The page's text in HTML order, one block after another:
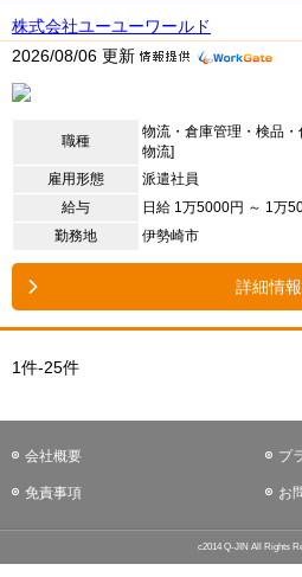
株式会社ユーユーワールド
2026/08/06 更新
職種
物流・倉庫管理・検品・
物流]
雇用形態
派遣社員
給与
日給 1万5000円 ～ 1万
勤務地
伊勢崎市
詳細情報
1件-25件
会社概要 プ
免責事項 お
c2014 Q-JIN All Rights